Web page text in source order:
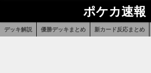
ポケカ速報
デッキ解説 優勝デッキまとめ 新カード反応まとめ